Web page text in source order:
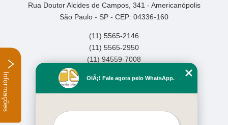
Rua Doutor Alcides de Campos, 341 - Americanópolis
São Paulo - SP - CEP: 04336-160
(11) 5565-2146
(11) 5565-2950
(11) 94559-7008
Home
Serviços
OlÃ¡! Fale agora pelo WhatsApp.
Informações